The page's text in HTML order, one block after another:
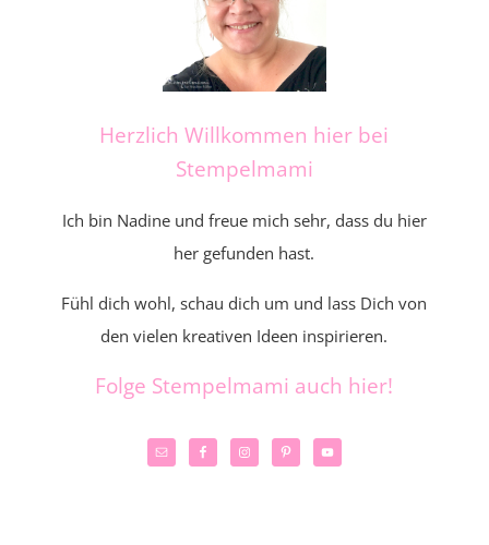
Herzlich Willkommen hier bei
Stempelmami
Ich bin Nadine und freue mich sehr, dass du hier
her gefunden hast.
Fühl dich wohl, schau dich um und lass Dich von
den vielen kreativen Ideen inspirieren.
Folge Stempelmami auch hier!